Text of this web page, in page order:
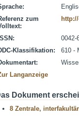
zum
ISSN:
0042-
Klassifikation:
610 -
Langanzeige
Dokument
8 Zentrale,